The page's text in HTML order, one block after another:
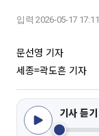
입력 2026-05-17 17:11
문선영 기자
세종=곽도흔 기자
기사 듣기